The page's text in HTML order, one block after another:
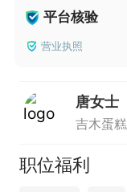
平台核验
营业执照
唐女士
吉木蛋糕
职位福利